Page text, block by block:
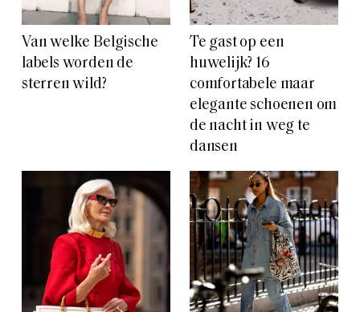
Van welke Belgische
labels worden de
sterren wild?
Te gast op een
huwelijk? 16
comfortabele maar
elegante schoenen om
de nacht in weg te
dansen